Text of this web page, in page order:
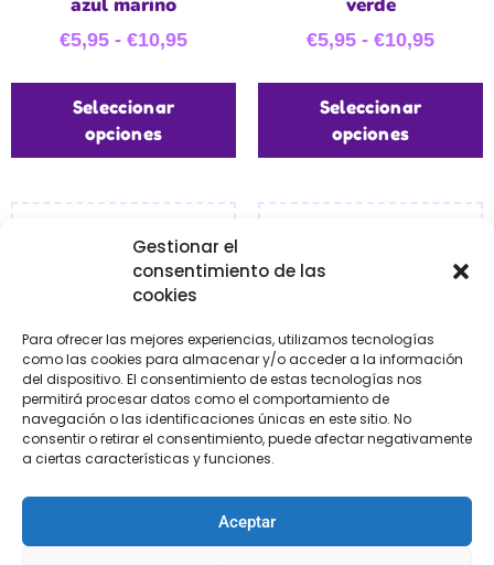
Gestionar el
consentimiento de las
cookies
Para ofrecer las mejores experiencias, utilizamos tecnologías
como las cookies para almacenar y/o acceder a la información
del dispositivo. El consentimiento de estas tecnologías nos
permitirá procesar datos como el comportamiento de
navegación o las identificaciones únicas en este sitio. No
consentir o retirar el consentimiento, puede afectar negativamente
a ciertas características y funciones.
Aceptar
€5,95 - €10,95
Seleccionar
opciones
€5,95 - €10,95
Seleccionar
opciones
Fleco de cuquillo/rayón
Fleco de cuquillo/rayón